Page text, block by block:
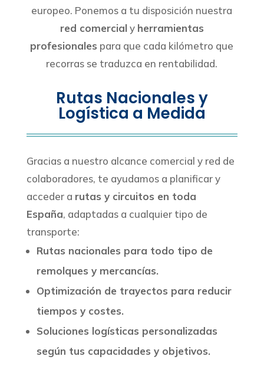
europeo. Ponemos a tu disposición nuestra
red comercial y herramientas
profesionales para que cada kilómetro que
recorras se traduzca en rentabilidad.
Rutas Nacionales y
Logística a Medida
Gracias a nuestro alcance comercial y red de
colaboradores, te ayudamos a planificar y
acceder a rutas y circuitos en toda
España, adaptadas a cualquier tipo de
transporte:
Rutas nacionales para todo tipo de
remolques y mercancías.
Optimización de trayectos para reducir
tiempos y costes.
Soluciones logísticas personalizadas
según tus capacidades y objetivos.